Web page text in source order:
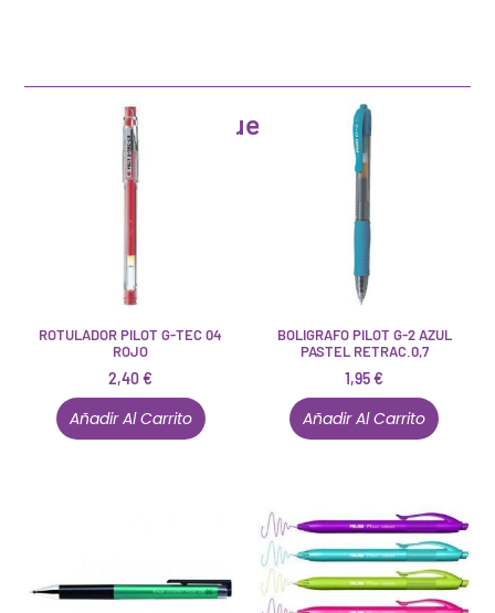
Artículos que pueden interesarte
ROTULADOR PILOT G-TEC 04
ROJO
2,40€
Añadir Al Carrito
BOLIGRAFO PILOT G-2 AZUL
PASTEL RETRAC.0,7
1,95€
Añadir Al Carrito